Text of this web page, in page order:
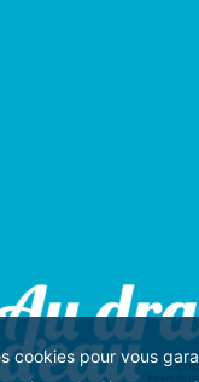
cookies pour vous